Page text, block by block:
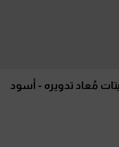
مُعاد تدويره - أسود